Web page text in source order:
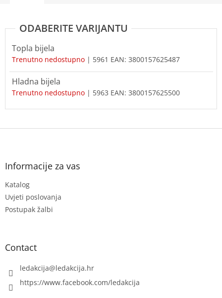
Topla bijela
Trenutno nedostupno | 5961 EAN: 3800157625487
Hladna bijela
Trenutno nedostupno | 5963 EAN: 3800157625500
F
Informacije za vas
Katalog
Uvjeti poslovanja
Postupak žalbi
Contact
ledakcija@ledakcija.hr
https://www.facebook.com/ledakcija